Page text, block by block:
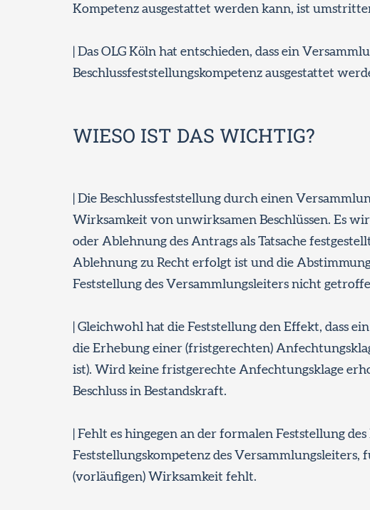
Kompetenz ausgestattet werden kann, ist
| Das OLG Köln hat entschieden, dass ein
Beschlussfeststellungskompetenz ausgestattet
WIESO IST DAS WICHTIG?
| Die Beschlussfeststellung durch einen
Wirksamkeit von unwirksamen Beschlüssen. Es
oder Ablehnung des Antrags als Tatsache
Ablehnung zu Recht erfolgt ist und die
Feststellung des Versammlungsleiters nicht
| Gleichwohl hat die Feststellung den Effekt, dass
die Erhebung einer (fristgerechten)
ist). Wird keine fristgerechte Anfechtungsklage
Beschluss in Bestandskraft.
| Fehlt es hingegen an der formalen Feststellung
Feststellungskompetenz des Versammlungsleiters,
(vorläufigen) Wirksamkeit fehlt.